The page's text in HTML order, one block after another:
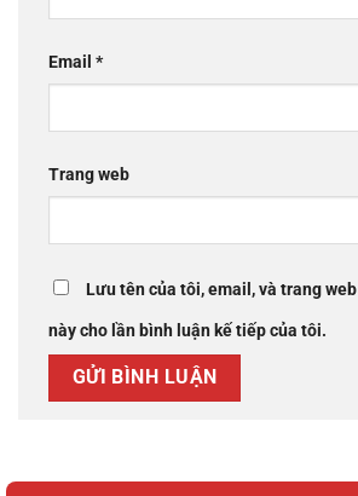
Email *
Trang web
Lưu tên của tôi, email, và trang
này cho lần bình luận kế tiếp của tôi.